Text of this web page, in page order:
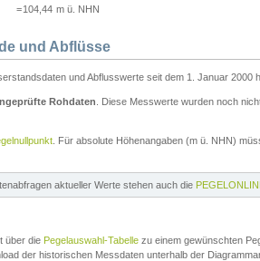
=104,44 m ü. NHN
und Abflüsse
und Abflusswerte seit dem 1. Januar 2000
Rohdaten . Diese Messwerte wurden noch
. Für absolute Höhenangaben (m ü. NHN)
aktueller Werte stehen auch die
über die Pegelauswahl-Tabelle zu einem gewünschten
der historischen Messdaten unterhalb der